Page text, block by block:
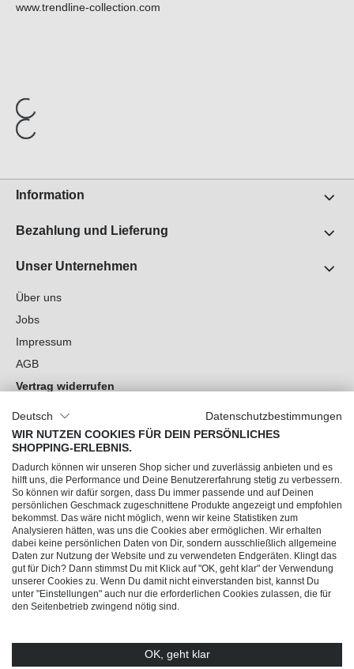
www.trendline-collection.com
Information
Bezahlung und Lieferung
Unser Unternehmen
Über uns
Jobs
Impressum
AGB
Vertrag widerrufen
Cookie-Einstellungen
Du hast Fragen?
Unsere Socials
© 2026 Trendline direkt GmbH & Co. KG – Alle Rechte vorbehalten
Deutsch
Datenschutzbestimmungen
WIR NUTZEN COOKIES FÜR DEIN PERSÖNLICHES
SHOPPING-ERLEBNIS.
Dadurch können wir unseren Shop sicher und zuverlässig anbieten und es
hilft uns, die Performance und Deine Benutzererfahrung stetig zu verbessern.
So können wir dafür sorgen, dass Du immer passende und auf Deinen
persönlichen Geschmack zugeschnittene Produkte angezeigt und empfohlen
bekommst. Das wäre nicht möglich, wenn wir keine Statistiken zum
Analysieren hätten, was uns die Cookies aber ermöglichen. Wir erhalten
dabei keine persönlichen Daten von Dir, sondern ausschließlich allgemeine
Daten zur Nutzung der Website und zu verwendeten Endgeräten. Klingt das
gut für Dich? Dann stimmst Du mit Klick auf "OK, geht klar" der Verwendung
unserer Cookies zu. Wenn Du damit nicht einverstanden bist, kannst Du
unter "Einstellungen" auch nur die erforderlichen Cookies zulassen, die für
den Seitenbetrieb zwingend nötig sind.
OK, geht klar